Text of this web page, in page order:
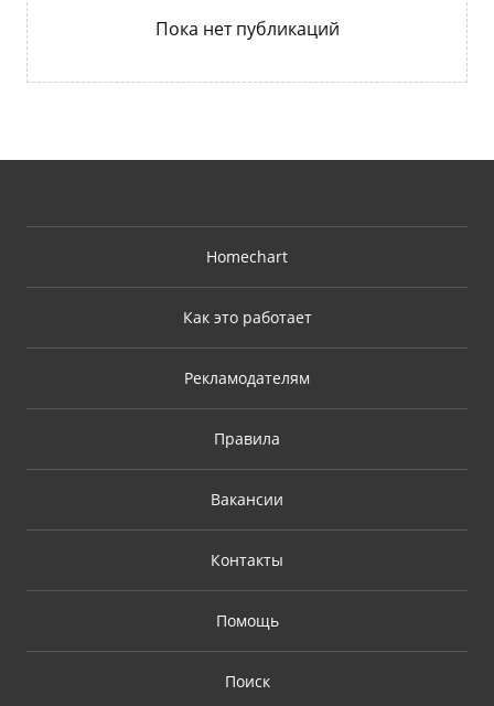
Пока нет публикаций
Homechart
Как это работает
Рекламодателям
Правила
Вакансии
Контакты
Помощь
Поиск